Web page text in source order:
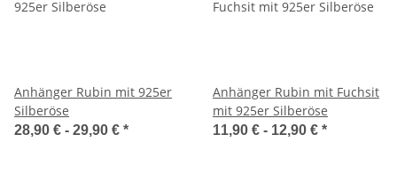
Anhänger Rubin mit 925er
Silberöse
28,90 € - 29,90 € *
Anhänger Rubin mit Fuchsit
mit 925er Silberöse
11,90 € - 12,90 € *